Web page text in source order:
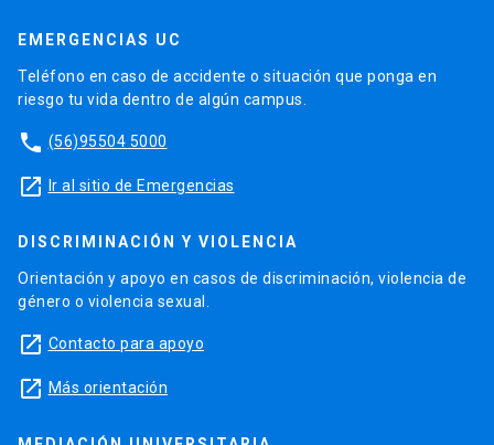
EMERGENCIAS UC
Teléfono en caso de accidente o situación que ponga en
riesgo tu vida dentro de algún campus.
phone (56)95504 5000
launch Ir al sitio de Emergencias
DISCRIMINACIÓN Y VIOLENCIA
Orientación y apoyo en casos de discriminación, violencia de
género o violencia sexual.
launch Contacto para apoyo
launch Más orientación